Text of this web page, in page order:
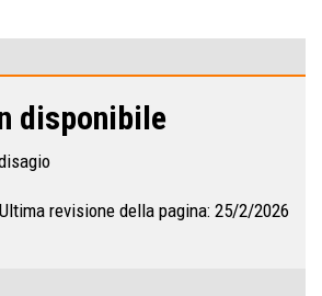
disponibile
Ultima revisione della pagina: 25/2/2026